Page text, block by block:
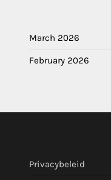
March 2026
February 2026
Privacybeleid